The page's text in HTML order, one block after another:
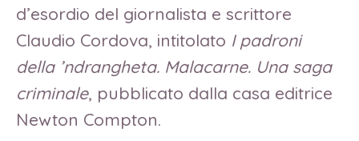
d’esordio del giornalista e scrittore
Claudio Cordova, intitolato I padroni
della ’ndrangheta. Malacarne. Una saga
criminale, pubblicato dalla casa editrice
Newton Compton.